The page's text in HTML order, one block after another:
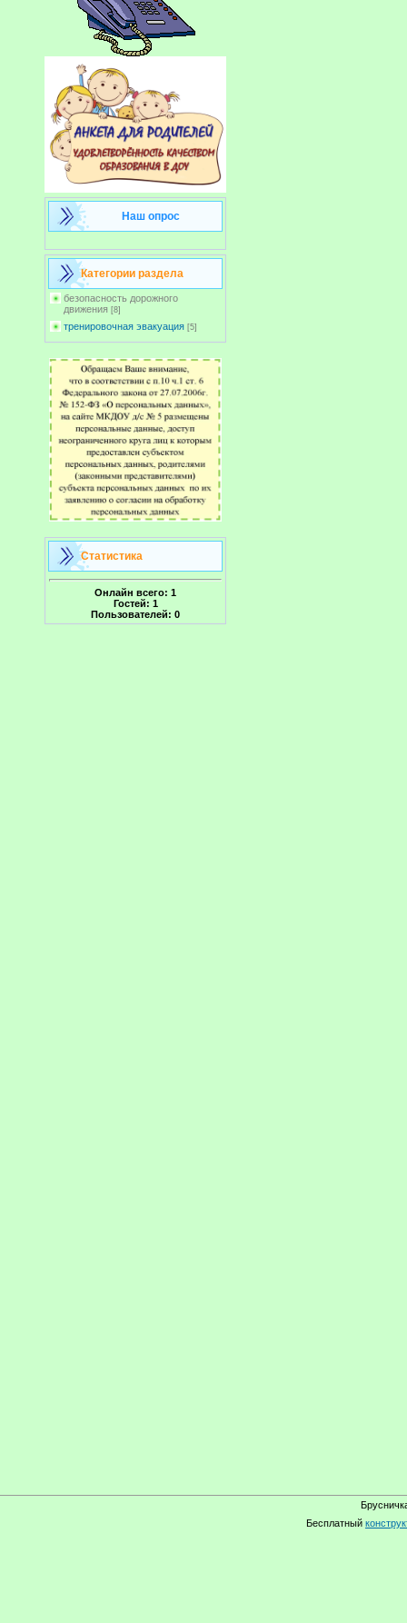
Наш опрос
Категории раздела
безопасность дорожного
движения [8]
тренировочная эвакуация [5]
Статистика
Онлайн всего: 1
Гостей: 1
Пользователей: 0
Бесплатный